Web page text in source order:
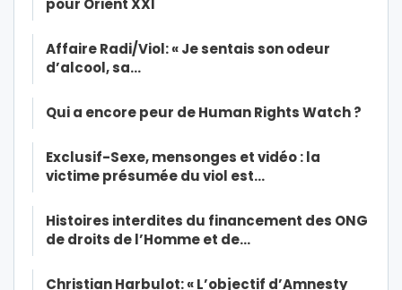
pour Orient XXI
Affaire Radi/Viol: « Je sentais son odeur
d’alcool, sa…
Qui a encore peur de Human Rights Watch ?
Exclusif-Sexe, mensonges et vidéo : la
victime présumée du viol est…
Histoires interdites du financement des ONG
de droits de l’Homme et de…
Christian Harbulot: « L’objectif d’Amnesty